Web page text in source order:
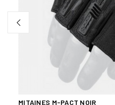
MITAINES M-PACT NOIR